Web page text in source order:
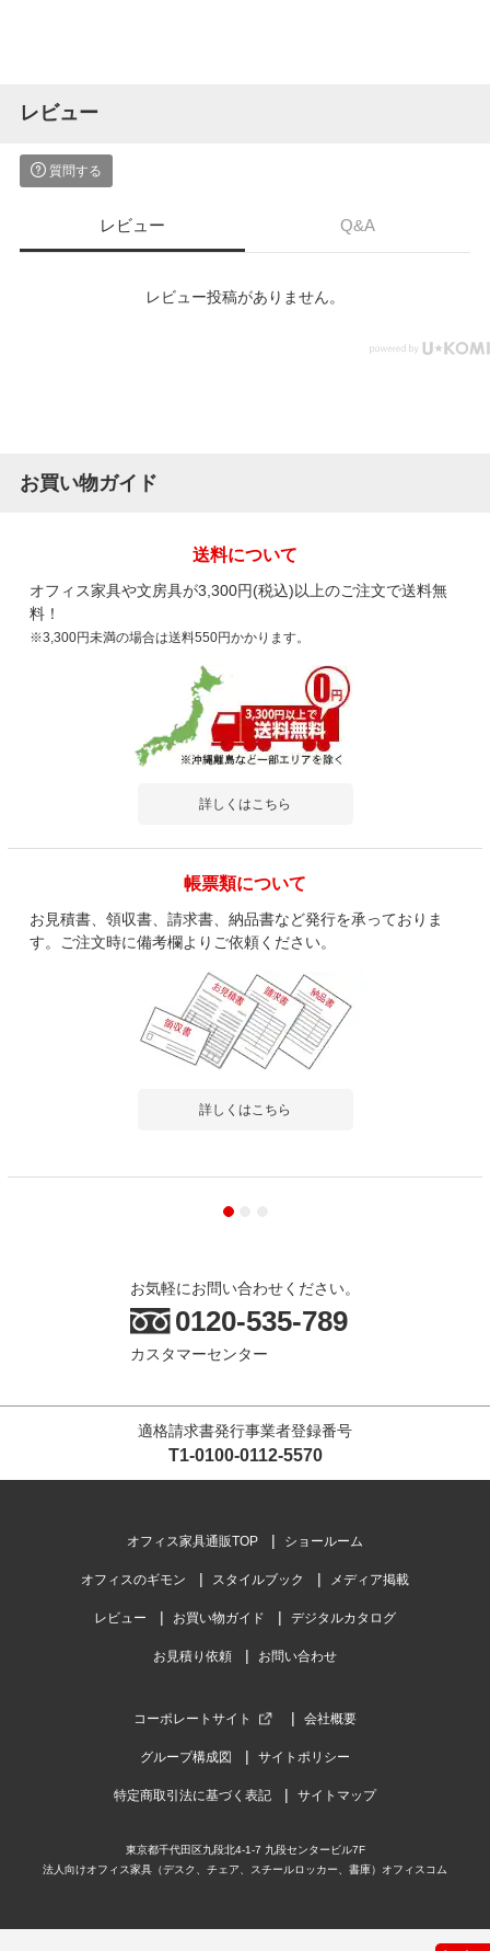
レビュー
質問する
レビュー Q&A
レビュー投稿がありません。
お買い物ガイド
送料について
オフィス家具や文房具が3,300円(税込)以上のご注文で送料無
料！
※3,300円未満の場合は送料550円かかります。
詳しくはこちら
帳票類について
お見積書、領収書、請求書、納品書など発行を承っておりま
す。ご注文時に備考欄よりご依頼ください。
詳しくはこちら
お気軽にお問い合わせください。
0120-535-789
カスタマーセンター
適格請求書発行事業者登録番号
T1-0100-0112-5570
オフィス家具通販TOP ショールーム
オフィスのギモン スタイルブック メディア掲載
レビュー お買い物ガイド デジタルカタログ
お見積り依頼 お問い合わせ
コーポレートサイト 会社概要
グループ構成図 サイトポリシー
特定商取引法に基づく表記 サイトマップ
東京都千代田区九段北4-1-7 九段センタービル7F
法人向けオフィス家具（デスク、チェア、スチールロッカー、書庫）オフィスコム